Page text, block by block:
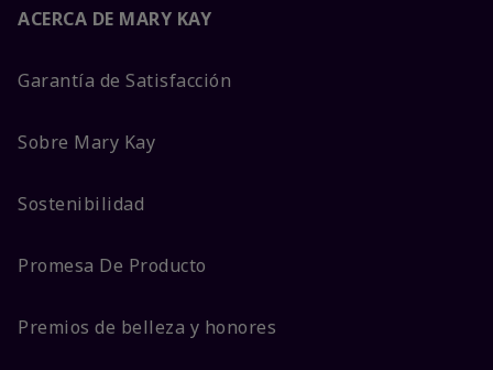
ACERCA DE MARY KAY
Garantía de Satisfacción
Sobre Mary Kay
Sostenibilidad
Promesa De Producto
Premios de belleza y honores